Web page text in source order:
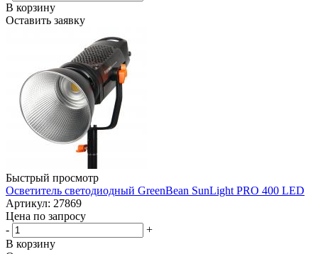
В корзину
Оставить заявку
Быстрый просмотр
Осветитель светодиодный GreenBean SunLight PRO 400 LED
Артикул: 27869
Цена по запросу
-
+
В корзину